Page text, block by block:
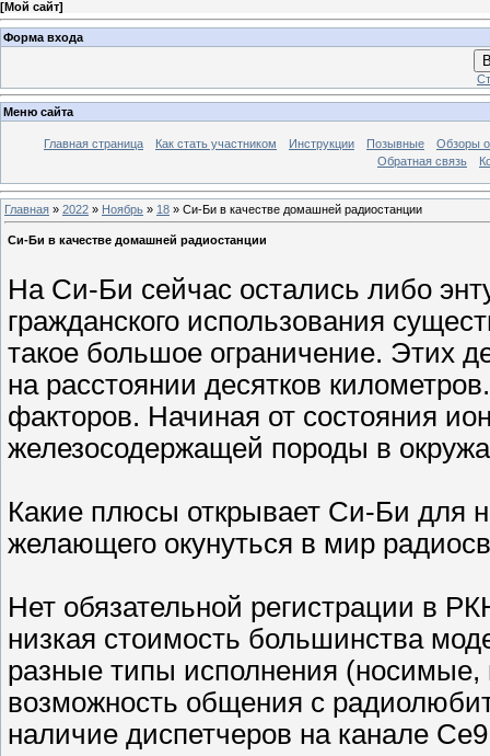
[Мой сайт]
Форма входа
Меню сайта
Главная страница Как стать участником Инструкции Позывные
Обзоры
Обратная связь
Главная » 2022 » Ноябрь » 18 » Си-Би в качестве домашней радиостанции
Си-Би в качестве домашней радиостанции
На Си-Би сейчас остались либо
гражданского использования
такое большое ограничение. Этих
на расстоянии десятков
факторов. Начиная от состояния
железосодержащей породы в
Какие плюсы открывает Си-Би для
желающего окунуться в мир
Нет обязательной регистрации в
низкая стоимость большинства
разные типы исполнения
возможность общения с
наличие диспетчеров на канале